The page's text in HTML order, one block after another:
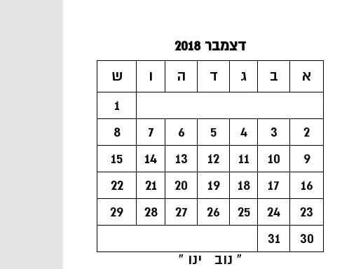
דצמבר 2018
א
ב ג ד ה ו
ש
1
2
3
4
5
6
7
8
9
10
11
12
13
14
15
16
17
18
19
20
21
22
23
24
25
26
27
28
29
30
31
« נוב
ינו »